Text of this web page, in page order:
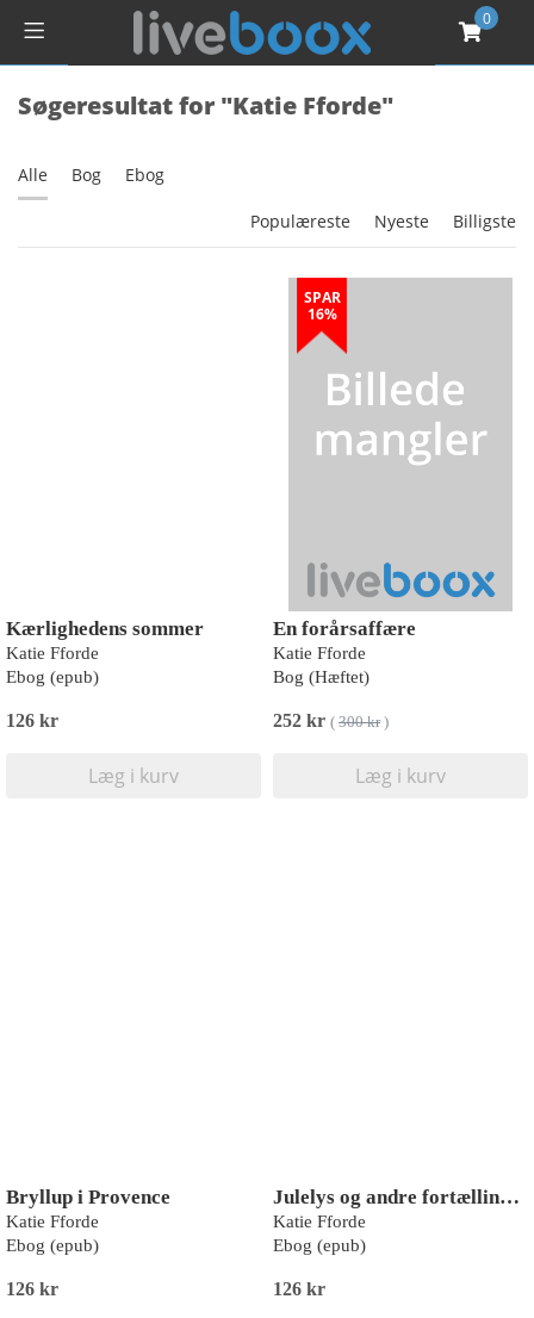
0
Søgeresultat for "Katie Fforde"
Alle Bog Ebog
Populæreste Nyeste Billigste
Kærlighedens sommer
Katie Fforde
Ebog (epub)
126 kr
Læg i kurv
SPAR
16%
En forårsaffære
Katie Fforde
Bog (Hæftet)
252 kr ( 300 kr)
Læg i kurv
Bryllup i Provence
Katie Fforde
Ebog (epub)
126 kr
Julelys og andre fortællinger
Katie Fforde
Ebog (epub)
126 kr